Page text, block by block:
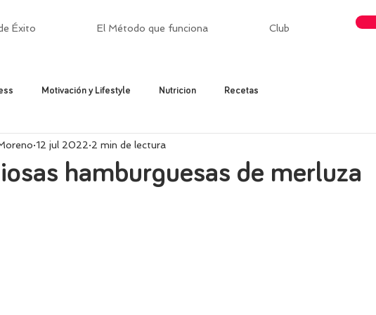
Éxito El Método que funciona Club
Motivación y Lifestyle Nutricion Recetas
hamburguesas de merluza
12 jul 2022 2 min de lectura